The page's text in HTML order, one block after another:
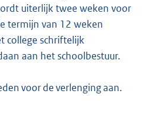
uiterlijk twee weken voor
termijn van 12 weken
college schriftelijk
aan het schoolbestuur.
voor de verlenging aan.